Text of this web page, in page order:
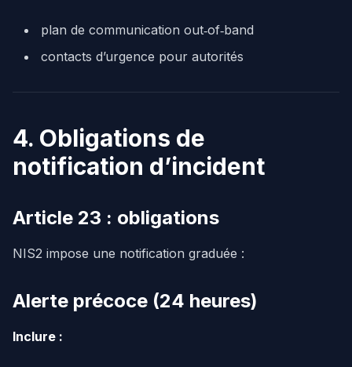
plan de communication out‑of‑band
contacts d’urgence pour autorités
4. Obligations de
notification d’incident
Article 23 : obligations
NIS2 impose une notification graduée :
Alerte précoce (24 heures)
Inclure :